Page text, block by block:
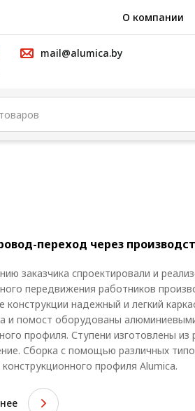
О компании
mail@alumica.by
переход через
заказчика спроектировали и
передвижения работников
конструкции надежный и легкий
и помост оборудованы
профиля. Ступени изготовлены
Сборка с помощью различных
конструкционного профиля Alumica.